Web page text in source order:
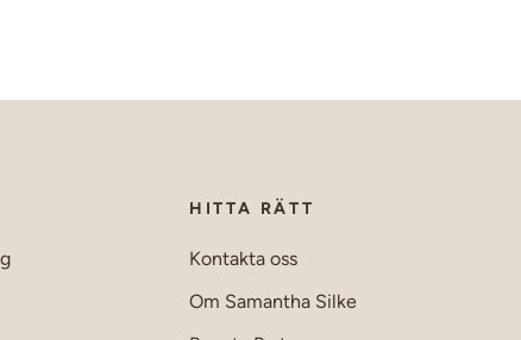
HITTA RÄTT
Kontakta oss
Om Samantha Silke